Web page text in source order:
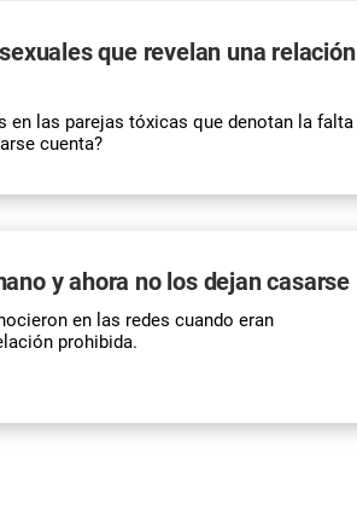
que revelan una relación
en las parejas tóxicas que denotan la falta
cuenta?
y ahora no los dejan casarse
en las redes cuando eran
prohibida.